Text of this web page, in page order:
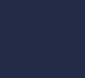
Дайте